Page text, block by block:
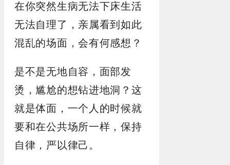
在你突然生病无法下床生活
无法自理了，亲属看到如此
混乱的场面，会有何感想？
是不是无地自容，面部发
烫，尴尬的想钻进地洞？这
就是体面，一个人的时候就
要和在公共场所一样，保持
自律，严以律己。